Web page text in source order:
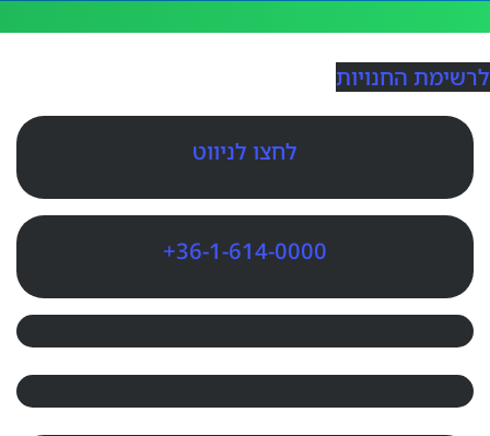
לרשימת החנויות
לחצו לניווט
+36-1-614-0000